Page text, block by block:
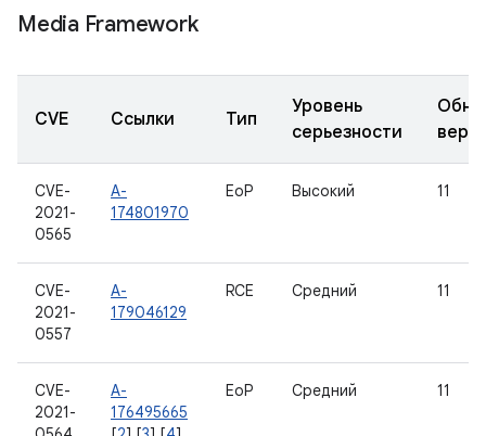
Media Framework
CVE Ссылки Тип
Уровень
серьезности
CVE-
2021-
0565
A-
174801970
EoP Высокий 11
CVE-
2021-
0557
A-
179046129
RCE Средний 11
CVE-
2021-
A-
176495665
EoP Средний 11